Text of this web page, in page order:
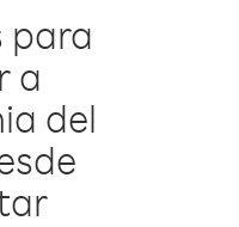
para
a
del